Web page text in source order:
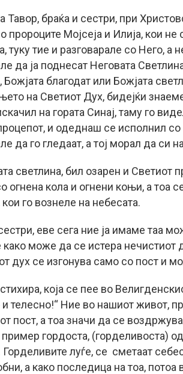
Тавор, браќа и сестри, при
пророците Мојсеја и Илија, кои
туку тие и разговарале со Него, а
да ја поднесат Неговата
Божјата благодат или Божјата
на Светиот Дух, бидејќи
на гората Синај, таму го
и одеднаш се исполнил со
да го гледаат, а тој морал да си
светлина, бил озарен и Светиот
огнена кола и огнени коњи, а тоа
кои го вознеле на небесата.
еве сега ние ја имаме таа
може да се истера нечистиот
дух се изгонува само со пост и
која се пее во
и телесно!“ Ние во нашиот живот,
пост, а тоа значи да се
гордоста, (горделивоста)
Горделивите луѓе, се сметаат
а како последица на тоа, потоа